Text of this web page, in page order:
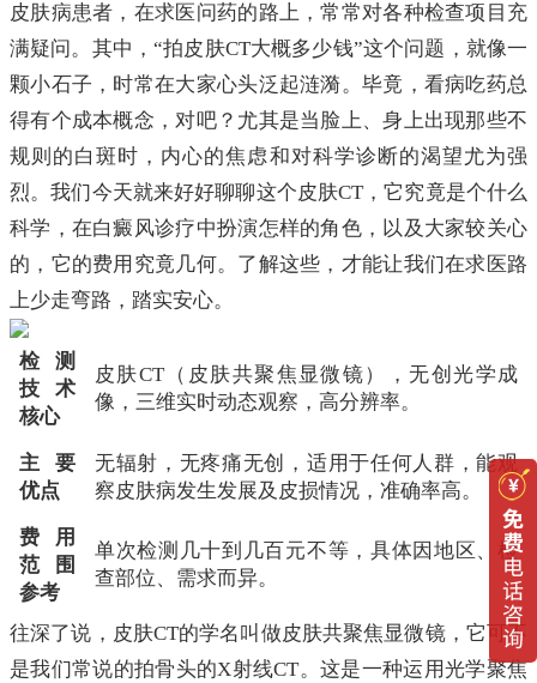
皮肤病患者，在求医问药的路上，常常对各种检查项目充
满疑问。其中，“拍皮肤CT大概多少钱”这个问题，就像一
颗小石子，时常在大家心头泛起涟漪。毕竟，看病吃药总
得有个成本概念，对吧？尤其是当脸上、身上出现那些不
规则的白斑时，内心的焦虑和对科学诊断的渴望尤为强
烈。我们今天就来好好聊聊这个皮肤CT，它究竟是个什么
科学，在白癜风诊疗中扮演怎样的角色，以及大家较关心
的，它的费用究竟几何。了解这些，才能让我们在求医路
上少走弯路，踏实安心。
检测
技术
核心
皮肤CT（皮肤共聚焦显微镜），无创光学成
像，三维实时动态观察，高分辨率。
主要
优点
无辐射，无疼痛无创，适用于任何人群，能观
察皮肤病发生发展及皮损情况，准确率高。
费用
范围
参考
单次检测几十到几百元不等，具体因地区、检
查部位、需求而异。
往深了说，皮肤CT的学名叫做皮肤共聚焦显微镜，它可不
是我们常说的拍骨头的X射线CT。这是一种运用光学聚焦